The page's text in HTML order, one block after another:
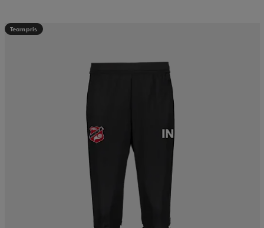
Teampris